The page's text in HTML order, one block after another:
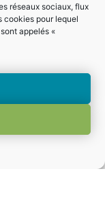
réseaux sociaux, flux
cookies pour lequel
appelés «